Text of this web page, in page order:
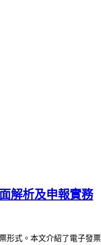
解析及申報實務
形式。本文介紹了電子發票